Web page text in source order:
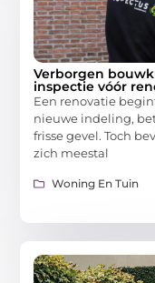
Verborgen
inspectie vóór
Een renovatie
nieuwe indeling,
frisse gevel. Toch
zich meestal
Woning En Tuin